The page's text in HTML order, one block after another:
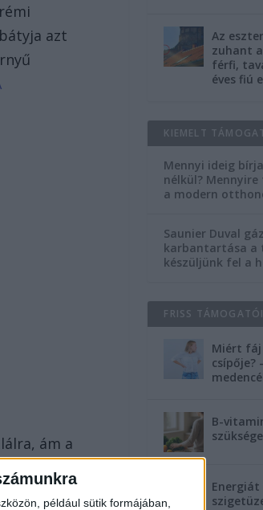
például sütik formájában,
azt
ám a
A
Az
zuhant
férfi,
éves fiú
KIEMELT
Mennyi ideig
nélkül?
a modern
Saunier Duval
karbantartása a
készüljünk fel a
FRISS
Miért fáj
csípője?
B-